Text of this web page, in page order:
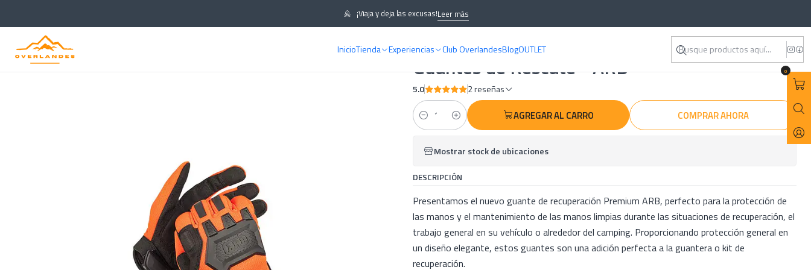
InicioTienda Experiencias Club OverlandesBlogOUTLET
0
¡Viaja y deja las excusas!Leer más
Guantes de Rescate - ARB
|Guantes de Rescate - ARB
5.0 2 reseñas
Cantidad AGREGAR AL CARRO COMPRAR AHORA
Mostrar stock de ubicaciones
DESCRIPCIÓN
Presentamos el nuevo guante de recuperación Premium ARB, perfecto para la protección de
las manos y el mantenimiento de las manos limpias durante las situaciones de recuperación, el
trabajo general en su vehículo o alrededor del camping. Proporcionando protección general en
un diseño elegante, estos guantes son una adición perfecta a la guantera o kit de
recuperación.